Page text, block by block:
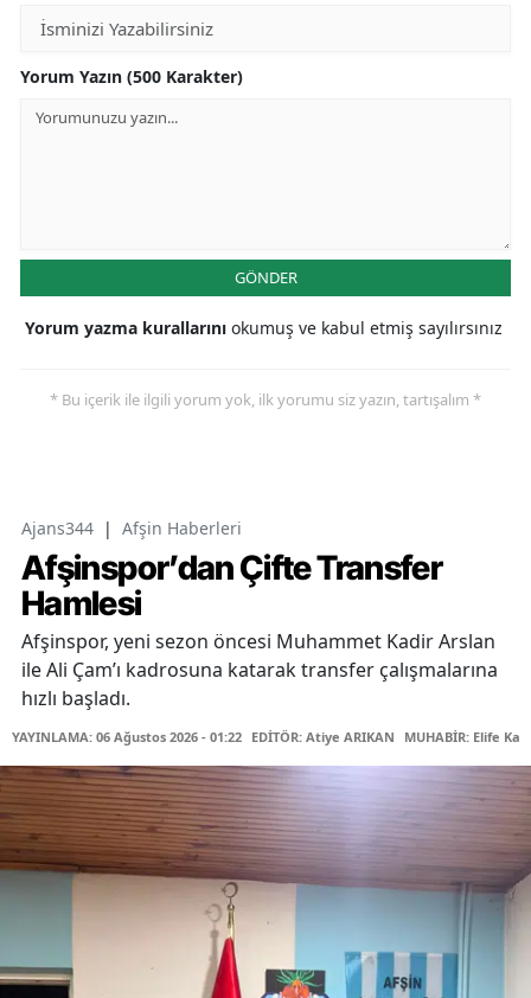
Yorum Yazın (500 Karakter)
GÖNDER
Yorum yazma kurallarını okumuş ve kabul etmiş sayılırsınız
* Bu içerik ile ilgili yorum yok, ilk yorumu siz yazın, tartışalım *
Ajans344 | Afşin Haberleri
Afşinspor’dan Çifte Transfer
Hamlesi
Afşinspor, yeni sezon öncesi Muhammet Kadir Arslan
ile Ali Çam’ı kadrosuna katarak transfer çalışmalarına
hızlı başladı.
YAYINLAMA: 06 Ağustos 2026 - 01:22 EDİTÖR: Atiye ARIKAN MUHABİR: Elife